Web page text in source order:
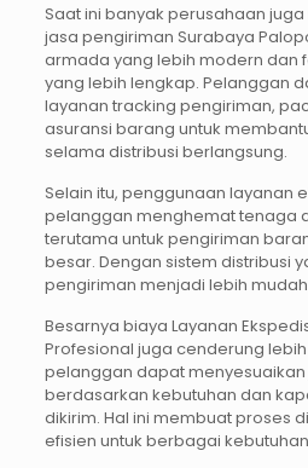
Saat ini banyak perusahaan
jasa pengiriman Surabaya
armada yang lebih modern dan
yang lebih lengkap. Pelanggan
layanan tracking pengiriman,
asuransi barang untuk
selama distribusi berlangsung.
Selain itu, penggunaan layanan
pelanggan menghemat tenaga
terutama untuk pengiriman
besar. Dengan sistem distribusi
pengiriman menjadi lebih
Besarnya biaya Layanan
Profesional juga cenderung
pelanggan dapat menyesuaikan
berdasarkan kebutuhan dan
dikirim. Hal ini membuat proses
efisien untuk berbagai